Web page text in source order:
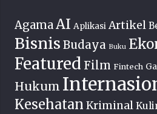
AgamaAI Aplikasi Artikel
Bisnis Budaya Buku
Featured Film Fintech
Hukum
Kesehatan Kriminal